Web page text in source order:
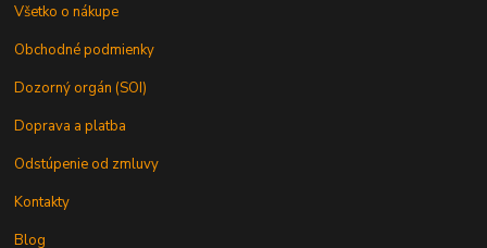
Všetko o nákupe
Obchodné podmienky
Dozorný orgán (SOI)
Doprava a platba
Odstúpenie od zmluvy
Kontakty
Blog